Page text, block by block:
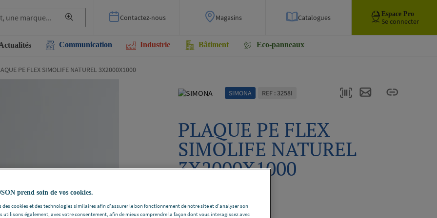
Contactez-nous Magasins Catalogues Espace Pro
Se connecter
Communication Industrie Bâtiment Eco-panneaux
PE FLEX SIMOLIFE NATUREL 3X2000X1000
SIMONA REF : 3258I
PLAQUE PE FLEX
SIMOLIFE NATUREL
3X2000X1000
Voir la description complète
prend soin de vos cookies.
des cookies et des technologies similaires afin d'assurer le bon fonctionnement de notre site et d'analyser son
utilisons également, avec votre consentement, afin de mieux comprendre la façon dont vous interagissez avec